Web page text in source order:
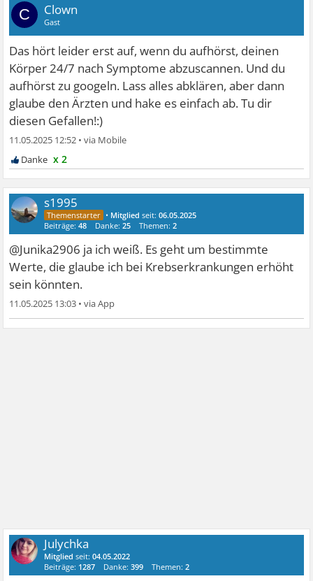
C Clown
Gast
Das hört leider erst auf, wenn du aufhörst, deinen
Körper 24/7 nach Symptome abzuscannen. Und du
aufhörst zu googeln. Lass alles abklären, aber dann
glaube den Ärzten und hake es einfach ab. Tu dir
diesen Gefallen!:)
11.05.2025 12:52 •
x 2
s1995
• Mitglied seit:06.05.2025
Beiträge:48 Danke:25 Themen:2
@Junika2906 ja ich weiß. Es geht um bestimmte
Werte, die glaube ich bei Krebserkrankungen erhöht
sein könnten.
11.05.2025 13:03 •
Julychka
Mitglied seit:04.05.2022
Beiträge: 1287 Danke:399 Themen:2